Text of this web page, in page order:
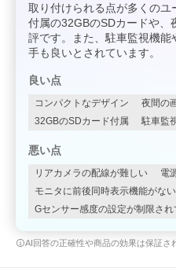
取り付けられる点が多くのユ
付属の32GBのSDカードや、
評です。また、駐車監視機
手も良いとされています。
良い点
コンパクトなデザイン
夜間の
32GBのSDカード付属
駐車監
悪い点
リアカメラの配線が難しい
電
モニタに前後同時表示機能がない
Gセンサー感度の設定が制限され
AI回答の正確性や商品の効果は保証さ